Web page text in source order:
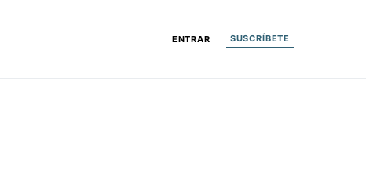
ENTRAR SUSCRÍBETE